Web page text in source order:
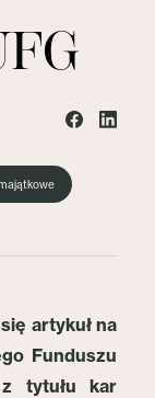
artykuł na
Funduszu
z tytułu kar